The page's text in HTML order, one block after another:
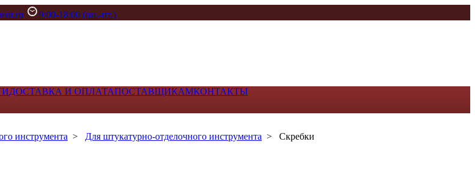
9:00-18:00 (пн.-пт.)
ДОСТАВКА И ОПЛАТАПОСТАВЩИКАМКОНТАКТЫ
инструмента > Для штукатурно-отделочного инструмента > Скребки